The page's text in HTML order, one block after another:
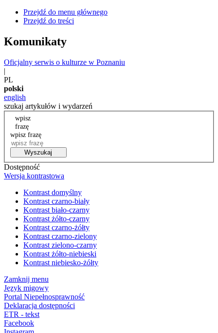
Przejdź do menu głównego
Przejdź do treści
Komunikaty
Oficjalny serwis o kulturze w Poznaniu
|
PL
polski
english
szukaj artykułów i wydarzeń
wpisz
frazę
wpisz frazę
Wyszukaj
Dostępność
Wersja kontrastowa
Kontrast domyślny
Kontrast czarno-biały
Kontrast biało-czarny
Kontrast żółto-czarny
Kontrast czarno-żółty
Kontrast czarno-zielony
Kontrast zielono-czarny
Kontrast żółto-niebieski
Kontrast niebiesko-żółty
Zamknij menu
Język migowy
Portal Niepełnosprawność
Deklaracja dostępności
ETR - tekst
Facebook